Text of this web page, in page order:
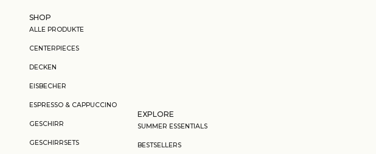
SHOP
ALLE PRODUKTE
CENTERPIECES
DECKEN
EISBECHER
ESPRESSO & CAPPUCCINO
GESCHIRR
GESCHIRRSETS
EXPLORE
SUMMER ESSENTIALS
BESTSELLERS